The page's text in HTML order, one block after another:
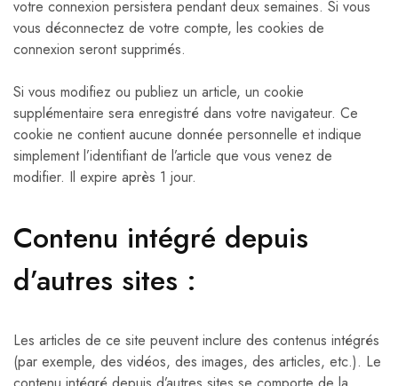
votre connexion persistera pendant deux semaines. Si vous
vous déconnectez de votre compte, les cookies de
connexion seront supprimés.
Si vous modifiez ou publiez un article, un cookie
supplémentaire sera enregistré dans votre navigateur. Ce
cookie ne contient aucune donnée personnelle et indique
simplement l’identifiant de l’article que vous venez de
modifier. Il expire après 1 jour.
Contenu intégré depuis
d’autres sites :
Les articles de ce site peuvent inclure des contenus intégrés
(par exemple, des vidéos, des images, des articles, etc.). Le